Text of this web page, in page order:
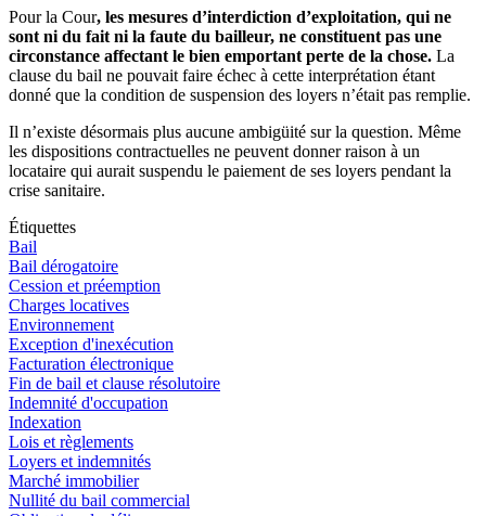
Pour la Cour, les mesures d’interdiction d’exploitation, qui ne
sont ni du fait ni la faute du bailleur, ne constituent pas une
circonstance affectant le bien emportant perte de la chose. La
clause du bail ne pouvait faire échec à cette interprétation étant
donné que la condition de suspension des loyers n’était pas remplie.
Il n’existe désormais plus aucune ambigüité sur la question. Même
les dispositions contractuelles ne peuvent donner raison à un
locataire qui aurait suspendu le paiement de ses loyers pendant la
crise sanitaire.
Étiquettes
Bail
Bail dérogatoire
Cession et préemption
Charges locatives
Environnement
Exception d'inexécution
Facturation électronique
Fin de bail et clause résolutoire
Indemnité d'occupation
Indexation
Lois et règlements
Loyers et indemnités
Marché immobilier
Nullité du bail commercial